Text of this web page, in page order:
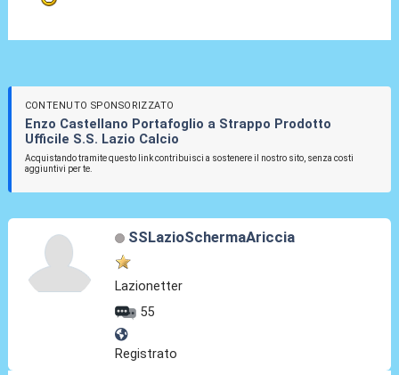
CONTENUTO SPONSORIZZATO
Enzo Castellano Portafoglio a Strappo Prodotto
Ufficile S.S. Lazio Calcio
Acquistando tramite questo link contribuisci a sostenere il nostro sito, senza costi
aggiuntivi per te.
SSLazioSchermaAriccia
Lazionetter
55
Registrato